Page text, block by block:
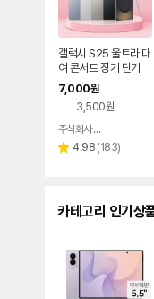
표
입
니
다.
갤럭시 S25 울트라 대
여 콘서트 장기 단기
7,000원
3,500원
페이
주식회사 폰빌리지
별 4.98 리
(183)
카테고리 인기상